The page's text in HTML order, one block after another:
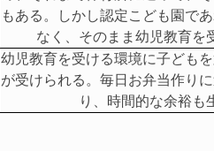
もある。しかし認定こども園で
なく、そのまま幼児教育を
幼児教育を受ける環境に子ども
が受けられる。毎日お弁当作り
り、時間的な余裕も